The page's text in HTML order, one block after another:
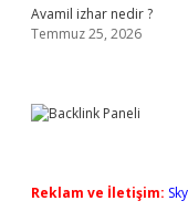
Avamil izhar nedir ?
Temmuz 25, 2026
Reklam ve İletişim: